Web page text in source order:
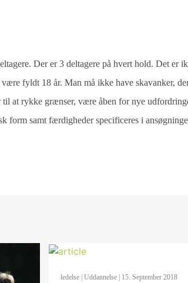
Der er 3 deltagere på hvert hold. Det er
fyldt 18 år. Man må ikke have skavanker,
til at rykke grænser, være åben for nye
form samt færdigheder specificeres i
ledelse| Uddannelse| 15. September 2018